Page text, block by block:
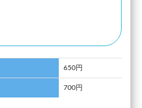
650円
700円